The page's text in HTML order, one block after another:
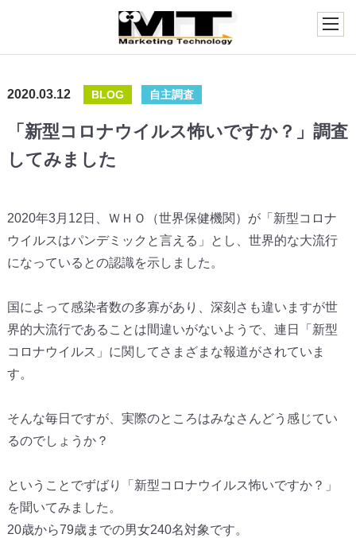
2020.03.12 BLOG 自主調査
「新型コロナウイルス怖いですか？」調査
してみました
2020年3月12日、ＷＨＯ（世界保健機関）が「新型コロナ
ウイルスはパンデミックと言える」とし、世界的な大流行
になっているとの認識を示しました。
国によって感染者数の多寡があり、深刻さも違いますが世
界的大流行であることは間違いがないようで、連日「新型
コロナウイルス」に関してさまざまな報道がされていま
す。
そんな毎日ですが、実際のところはみなさんどう感じてい
るのでしょうか？
ということでずばり「新型コロナウイルス怖いですか？」
を聞いてみました。
20歳から79歳までの男女240名対象です。